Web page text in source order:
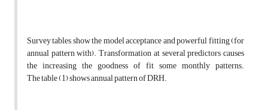
Survey tables show the model acceptance and powerful fitting (for
annual pattern with). Transformation at several predictors causes
the increasing the goodness of fit some monthly patterns.
The table (1) shows annual pattern of DRH.